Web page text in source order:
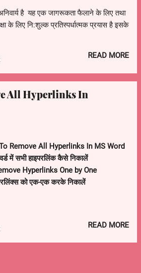
है यह एक जागरूकता फैलाने के लिए तथा
के लिए नि:शुल्क प्रतिस्पर्धात्मक प्रयास है इसके
share करे तथा प्रतियोगिता में भाग लेने के
एप्प पर जरूर शेयर करे और अपने साथियों को
READ MORE
All Hyperlinks In
Remove All Hyperlinks In MS Word
में सभी हाइपरलिंक कैसे निकालें
Hyperlinks One by One
को एक-एक करके निकालें
में हाइपरलिंक शब्द पर राइट क्लिक करें।
Remove Hyperlink from right-click
READ MORE